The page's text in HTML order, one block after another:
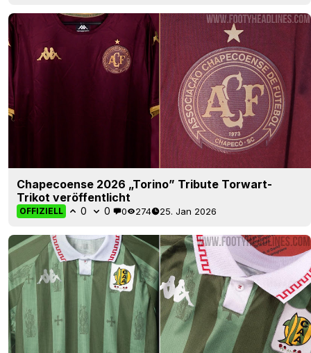
Chapecoense 2026 „Torino” Tribute Torwart-
Trikot veröffentlicht
OFFIZIELL 0 0 0 274 25. Jan 2026